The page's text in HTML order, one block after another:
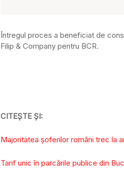
Întregul proces a beneficiat de
Filip & Company pentru BCR.
CITEȘTE ȘI:
Majoritatea șoferilor români trec la
Tarif unic în parcările publice din